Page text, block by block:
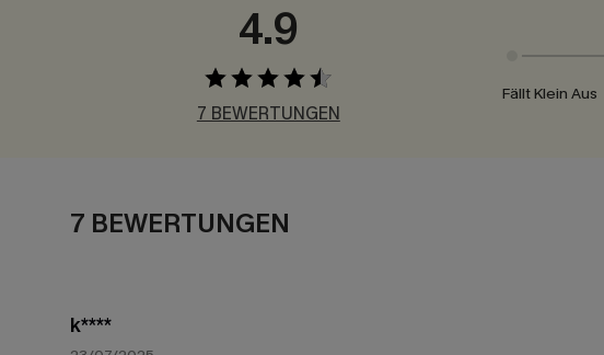
4.9
7 BEWERTUNGEN
Fällt Klein Aus
7 BEWERTUNGEN
k****